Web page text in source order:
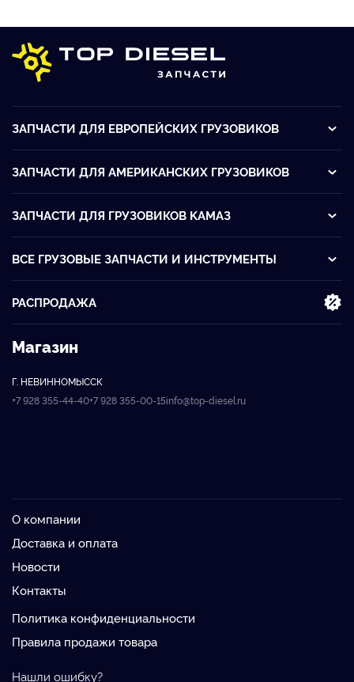
ЗАПЧАСТИ ДЛЯ ЕВРОПЕЙСКИХ ГРУЗОВИКОВ
ЗАПЧАСТИ ДЛЯ АМЕРИКАНСКИХ ГРУЗОВИКОВ
ЗАПЧАСТИ ДЛЯ ГРУЗОВИКОВ KАМАЗ
ВСЕ ГРУЗОВЫЕ ЗАПЧАСТИ И ИНСТРУМЕНТЫ
РАСПРОДАЖА
Магазин
Г. НЕВИННОМЫССК
+7 928 355-44-40+7 928 355-00-15info@top-diesel.ru
О компании
Доставка и оплата
Новости
Контакты
Политика конфиденциальности
Правила продажи товара
Нашли ошибку?